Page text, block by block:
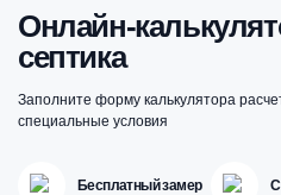
Онлайн-
септика
Заполните форму калькулятора
специальные условия
Бесплатный замер